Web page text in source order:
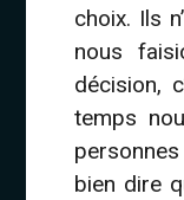
choix. Ils
nous
décision,
temps
bien dire